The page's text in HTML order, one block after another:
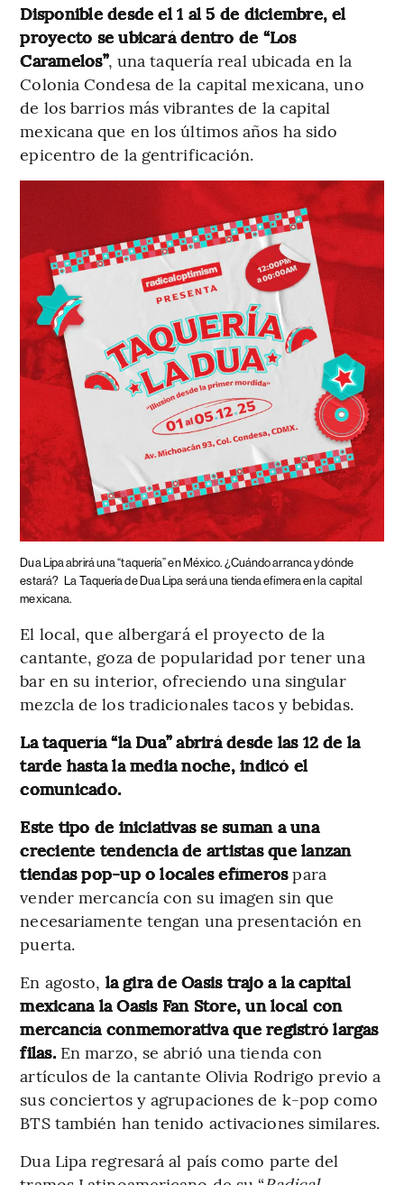
Disponible desde el 1 al 5 de diciembre, el
proyecto se ubicará dentro de “Los
Caramelos”, una taquería real ubicada en la
Colonia Condesa de la capital mexicana, uno
de los barrios más vibrantes de la capital
mexicana que en los últimos años ha sido
epicentro de la gentrificación.
Dua Lipa abrirá una “taquería” en México. ¿Cuándo arranca y dónde
estará? La Taquería de Dua Lipa será una tienda efímera en la capital
mexicana.
El local, que albergará el proyecto de la
cantante, goza de popularidad por tener una
bar en su interior, ofreciendo una singular
mezcla de los tradicionales tacos y bebidas.
La taquería “la Dua” abrirá desde las 12 de la
tarde hasta la media noche, indicó el
comunicado.
Este tipo de iniciativas se suman a una
creciente tendencia de artistas que lanzan
tiendas pop-up o locales efímerospara
vender mercancía con su imagen sin que
necesariamente tengan una presentación en
puerta.
En agosto, la gira de Oasis trajo a la capital
mexicana la Oasis Fan Store, un local con
mercancía conmemorativa que registró largas
filas.En marzo, se abrió una tienda con
artículos de la cantante Olivia Rodrigo previo a
sus conciertos y agrupaciones de k-pop como
BTS también han tenido activaciones similares.
Dua Lipa regresará al país como parte del